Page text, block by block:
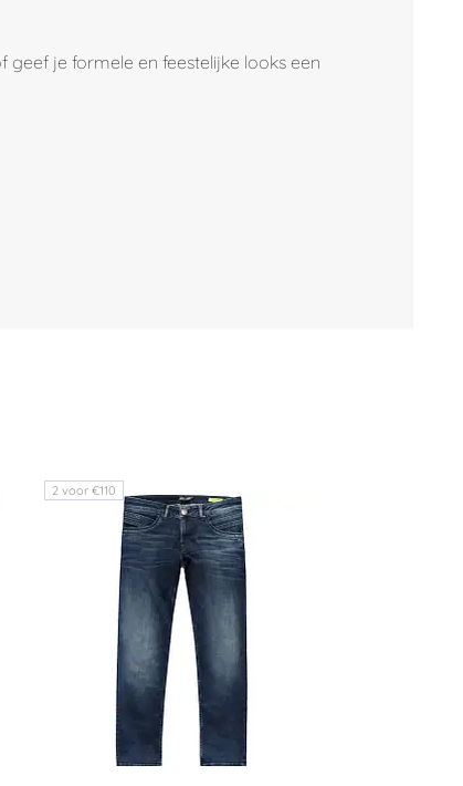
je formele en feestelijke looks een
2 voor €110